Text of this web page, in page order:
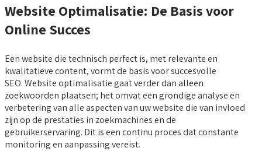
Website Optimalisatie: De Basis voor
Online Succes
Een website die technisch perfect is, met relevante en
kwalitatieve content, vormt de basis voor succesvolle
SEO. Website optimalisatie gaat verder dan alleen
zoekwoorden plaatsen; het omvat een grondige analyse en
verbetering van alle aspecten van uw website die van invloed
zijn op de prestaties in zoekmachines en de
gebruikerservaring. Dit is een continu proces dat constante
monitoring en aanpassing vereist.